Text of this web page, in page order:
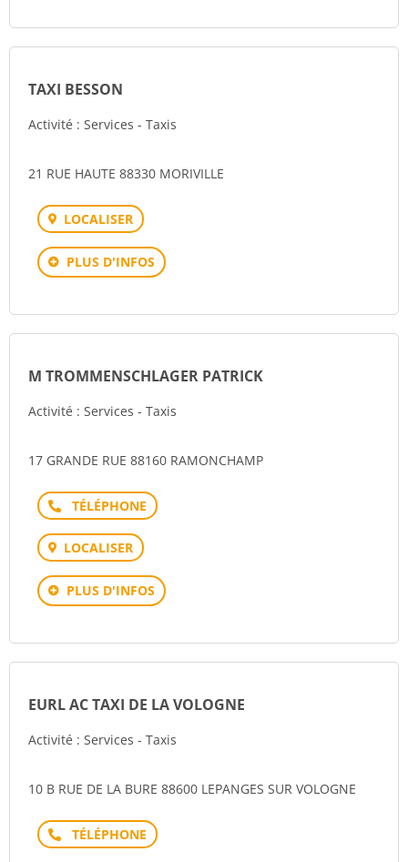
TAXI BESSON
Activité : Services - Taxis
21 RUE HAUTE 88330 MORIVILLE
LOCALISER
PLUS D'INFOS
M TROMMENSCHLAGER PATRICK
Activité : Services - Taxis
17 GRANDE RUE 88160 RAMONCHAMP
Téléphone
LOCALISER
PLUS D'INFOS
EURL AC TAXI DE LA VOLOGNE
Activité : Services - Taxis
10 B RUE DE LA BURE 88600 LEPANGES SUR VOLOGNE
Téléphone